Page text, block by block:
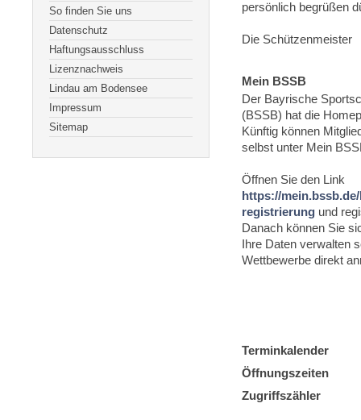
So finden Sie uns
Datenschutz
Haftungsausschluss
Lizenznachweis
Lindau am Bodensee
Impressum
Sitemap
persönlich begrüßen
Die Schützenmeister
Mein BSSB
Der Bayrische
(BSSB) hat die
Künftig können
selbst unter Mein
Öffnen Sie den Link
https://
registrierung und
Danach können Sie
Ihre Daten verwalten
Wettbewerbe direkt
Terminkalender
Öffnungszeiten
Zugriffszähler